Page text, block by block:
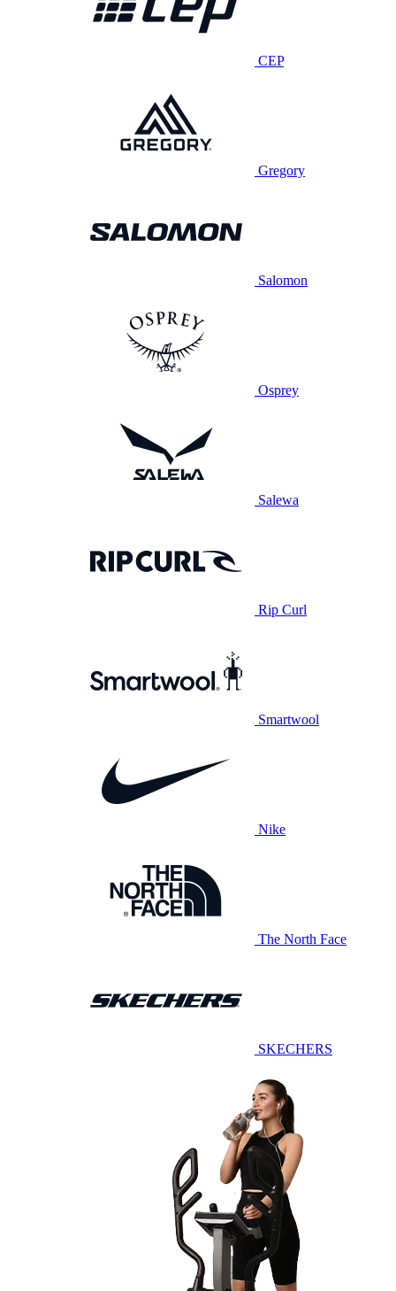
CEP
Gregory
Salomon
Osprey
Salewa
Rip Curl
Smartwool
Nike
The North Face
SKECHERS